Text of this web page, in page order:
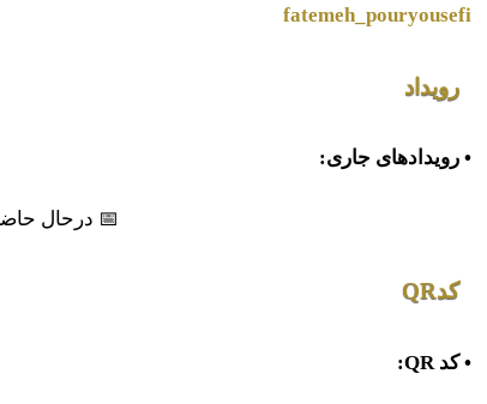
fatemeh_pouryousefi
رویداد
• رویدادهای جاری:
📅 درحال
کدQR
• کد QR: